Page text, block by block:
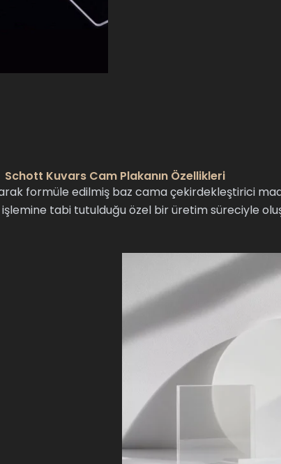
Schott Kuvars Cam Plakanın Özellikleri
formüle edilmiş baz cama çekirdekleştirici
işlemine tabi tutulduğu özel bir üretim süreciyle